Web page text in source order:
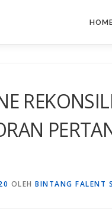
OLEH BINTANG FALENT